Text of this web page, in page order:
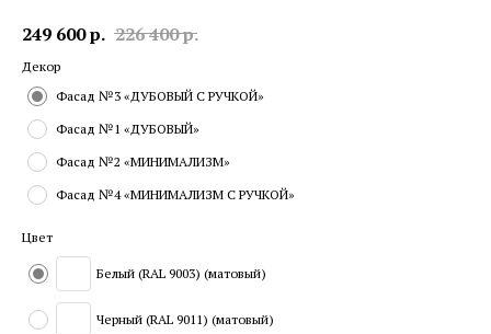
249 600р. 226 400р.
Декор
Фасад №3 «ДУБОВЫЙ С РУЧКОЙ»
Фасад №1 «ДУБОВЫЙ»
Фасад №2 «МИНИМАЛИЗМ»
Фасад №4 «МИНИМАЛИЗМ С РУЧКОЙ»
Цвет
Белый (RAL 9003) (матовый)
Черный (RAL 9011) (матовый)